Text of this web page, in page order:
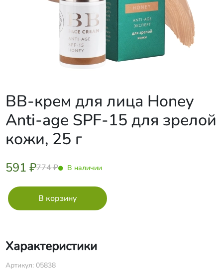
BB-крем для лица Honey
Anti-age SPF-15 для зрелой
кожи, 25 г
591 ₽774 ₽ В наличии
Характеристики
Артикул: 05838